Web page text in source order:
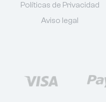
Políticas de Privacidad
Aviso legal